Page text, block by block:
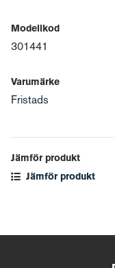
Modellkod
301441
Varumärke
Fristads
Jämför produkt
Jämför produkt